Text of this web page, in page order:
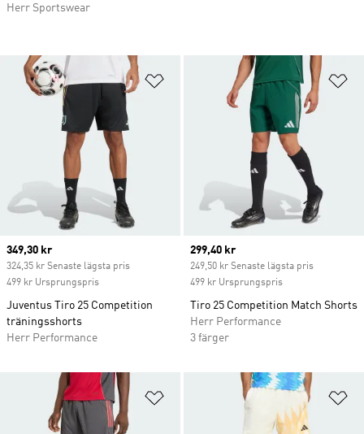
Lägg till på önskelistan
Current price
349,30 kr
324,35 kr Senaste lägsta pris
499 kr Ursprungspris
Juventus Tiro 25 Competition
träningsshorts
Herr Performance
Current price
299,40 kr
249,50 kr Senaste lägsta pris
499 kr Ursprungspris
Tiro 25 Competition Match Shorts
Herr Performance
3 färger
Lägg till på önskelistan
Herr Sportswear